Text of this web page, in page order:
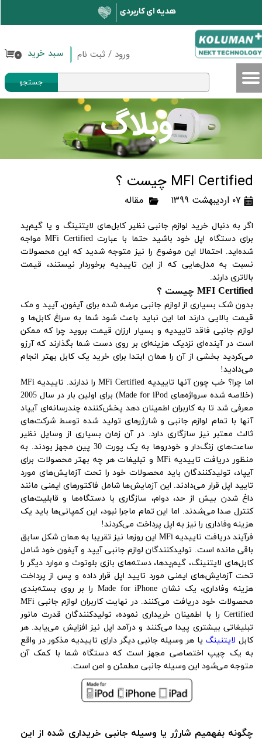
ورود / ثبت نام
حساب کاربری من
تغییر گذر واژه
سفارشات
خروج از حساب کاربری
جستجو
۰ سبد خرید
وبلاگ
MFI Certified چیست ؟
۰۷ اردیبهشت ۱۳۹۹ مقاله
اگر به دنبال خرید لوازم جانبی نظیر کابل‌های لایتنینگ و یا گیم‌پد
برای دستگاه اپل خود باشید حتما با عبارت MFi Certified مواجه
شده‌اید. احتمالا این موضوع را نیز متوجه شدید که این محصولات
نسبت به مدل‌هایی که از این تاییدیه برخوردار نیستند، قیمت
بالاتری دارند.
MFI Certified چیست ؟
بدون شک بسیاری از لوازم جانبی عرضه شده برای آیفون، آیپد و مک
قیمت بالایی دارند اما این نباید باعث شود شما به سراغ کابل‌ها و
لوازم جانبی فاقد تاییدیه و بسیار ارزان قیمت بروید چرا که ممکن
است در آینده‌ای نزدیک هزینه‌ای بر روی دست شما بگذارند که آرزو
می‌کردید بخشی از آن را همان ابتدا برای خرید یک کابل بهتر انجام
می‌دادید!
اما چرا؟ خب چون آنها تاییدیه MFi Certified را ندارند. تاییدیه MFi
(خلاصه شده سرواژه‌های Made for iPod) برای اولین بار در سال 2005
معرفی شد تا به کاربران اطمینان دهد پخش‌کننده چندرسانه‌ای آیپاد
آنها با تمام لوازم جانبی و شارژرهای تولید شده توسط شرکت‌های
ثالث معتبر نیز سازگاری دارد. در آن زمان بسیاری از وسایل نظیر
ساعت‌های زنگ‌دار و خودروها به یک پورت 30 پین مجهز بودند. به
منظور دریافت تاییدیه MFi و تبلیغات هر چه بهتر محصولات برای
آیپاد، تولیدکنندگان باید محصولات خود را تحت آزمایش‌های مورد
تایید اپل قرار می‌دادند. این آزمایش‌ها شامل فاکتورهای ایمنی مانند
داغ شدن بیش از حد، دوام، سازگاری با دستگاه‌ها و قابلیت‌های
کنترل صدا می‌شدند. اما این تمام ماجرا نبود، این کمپانی‌ها باید یک
هزینه وفاداری را نیز به اپل پرداخت می‌کردند!
فرآیند دریافت تاییدیه MFi این روزها نیز تقریبا به همان شکل سابق
باقی مانده است. تولیدکنندگان لوازم جانبی آیپد و آیفون خود شامل
کابل‌های لایتنینگ، گیم‌پدها، دسته‌های بازی بلوتوث و موارد دیگر را
تحت آزمایش‌های ایمنی مورد تایید اپل قرار داده و پس از پرداخت
هزینه وفاداری، یک نشان Made for iPhone را بر روی بسته‌بندی
محصولات خود دریافت می‌کنند. در نهایت کاربران لوازم جانبی MFi
Certified را با اطمینان خریداری نموده، تولیدکنندگان قدرت مانور
تبلیغاتی بیشتری پیدا می‌کنند و درآمد اپل نیز افزایش می‌یابد. هر
کابل لایتنینگ یا هر وسیله جانبی دیگر دارای تاییدیه مذکور در واقع
به یک چیپ اختصاصی مجهز است که دستگاه شما با کمک آن
متوجه می‌شود این وسیله جانبی مطمئن و امن است.
چگونه بفهمیم شارژر یا وسیله جانبی خریداری شده از این